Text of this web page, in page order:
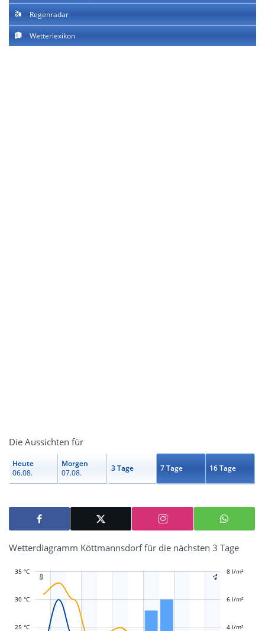
Regenradar
Wetterlexikon
Die Aussichten für
Heute
06.08.
Morgen
07.08.
3 Tage 7 Tage 16 Tage
Wetterdiagramm Köttmannsdorf für die nächsten 3 Tage
 
35 °C
30 °C
25 °C L
-2 l/m²
-1 l/m²
1 l/m²
3 l/m²
4 l/m²
10 l/m²
6 l/m²
8 l/m²
-4 l/m²